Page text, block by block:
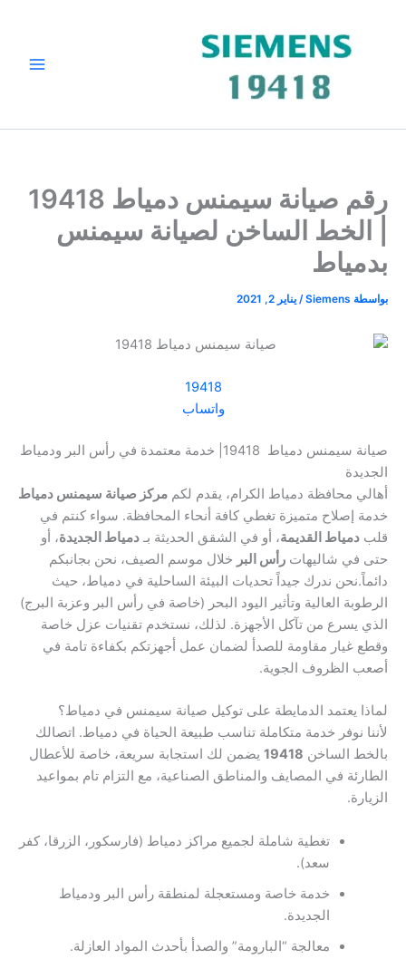
رقم صيانة سيمنس دمياط 19418
| الخط الساخن لصيانة سيمنس
بدمياط
بواسطة Siemens
/ يناير 2, 2021
19418
واتساب
صيانة سيمنس دمياط 19418| خدمة معتمدة في رأس البر ودمياط
الجديدة
أهالي محافظة دمياط الكرام، يقدم لكم مركز صيانة سيمنس دمياط
خدمة إصلاح متميزة تغطي كافة أنحاء المحافظة. سواء كنتم في
قلب دمياط القديمة، أو في الشقق الحديثة بـ دمياط الجديدة، أو
حتى في شاليهات رأس البر خلال موسم الصيف، نحن بجانبكم
دائماً.نحن ندرك جيداً تحديات البيئة الساحلية في دمياط، حيث
الرطوبة العالية وتأثير اليود البحر (خاصة في رأس البر وعزبة البرج)
الذي يسرع من تآكل الأجهزة. لذلك، نستخدم تقنيات عزل خاصة
وقطع غيار مقاومة للصدأ لضمان عمل أجهزتكم بكفاءة تامة في
أصعب الظروف الجوية.
لماذا يعتمد الدمايطة على توكيل صيانة سيمنس في دمياط؟
لأننا نوفر خدمة متكاملة تناسب طبيعة الحياة في دمياط. اتصالك
بالخط الساخن 19418 يضمن لك استجابة سريعة، خاصة للأعطال
الطارئة في المصايف والمناطق الصناعية، مع التزام تام بمواعيد
الزيارة.
تغطية شاملة لجميع مراكز دمياط (فارسكور، الزرقا، كفر
سعد).
خدمة خاصة ومستعجلة لمنطقة رأس البر ودمياط
الجديدة.
معالجة “البارومة” والصدأ بأحدث المواد العازلة.